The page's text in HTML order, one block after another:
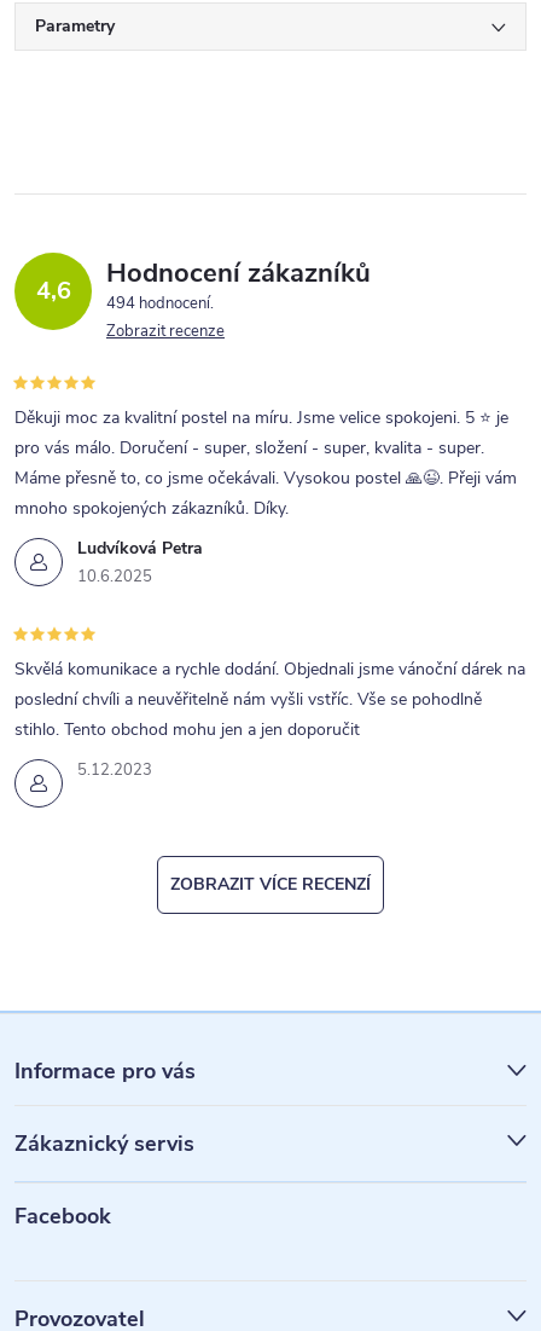
Parametry
4,6 Hodnocení zákazníků
494 hodnocení
Zobrazit recenze
Ludvíková Petra
10.6.2025
Děkuji moc za kvalitní postel na míru. Jsme velice spokojeni. 5 ⭐ je
pro vás málo. Doručení - super, složení - super, kvalita - super.
Máme přesně to, co jsme očekávali. Vysokou postel 🙏😉. Přeji vám
mnoho spokojených zákazníků. Díky.
5.12.2023
Skvělá komunikace a rychle dodání. Objednali jsme vánoční dárek na
poslední chvíli a neuvěřitelně nám vyšli vstříc. Vše se pohodlně
stihlo. Tento obchod mohu jen a jen doporučit
ZOBRAZIT VÍCE RECENZÍ
á
p
a
Informace pro vás
Zákaznický servis
Facebook
Provozovatel